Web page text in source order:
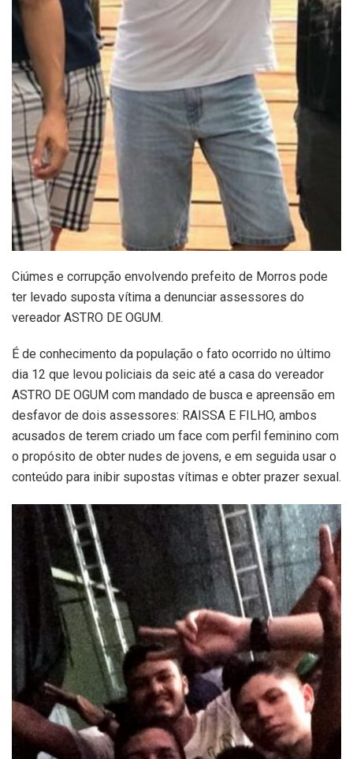
Ciúmes e corrupção envolvendo prefeito de Morros pode
ter levado suposta vítima a denunciar assessores do
vereador ASTRO DE OGUM.
É de conhecimento da população o fato ocorrido no último
dia 12 que levou policiais da seic até a casa do vereador
ASTRO DE OGUM com mandado de busca e apreensão em
desfavor de dois assessores: RAISSA E FILHO, ambos
acusados de terem criado um face com perfil feminino com
o propósito de obter nudes de jovens, e em seguida usar o
conteúdo para inibir supostas vítimas e obter prazer sexual.